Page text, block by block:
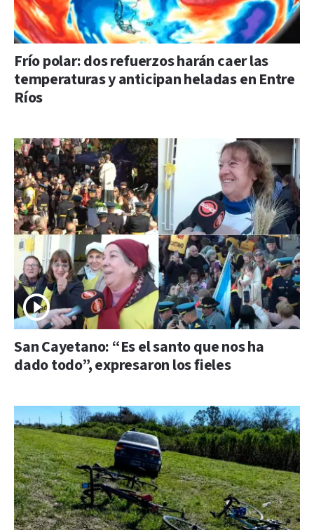
Frío polar: dos refuerzos harán caer las
temperaturas y anticipan heladas en Entre
Ríos
San Cayetano: “Es el santo que nos ha
dado todo”, expresaron los fieles